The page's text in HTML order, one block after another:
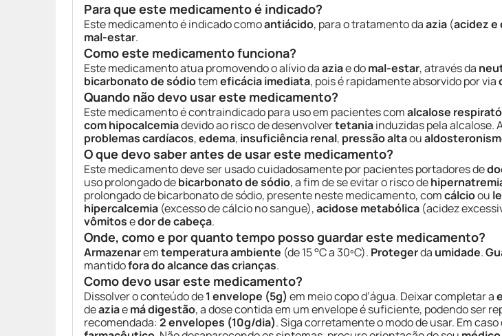
Para que este medicamento é indicado?
Este medicamento é indicado comoantiácido, para o tratamento daazia (acidez e
mal-estar.
Como este medicamento funciona?
Este medicamento atua promovendo o alívio daaziae domal-estar, através da
bicarbonato de sódiotemeficácia imediata, pois é rapidamente absorvido por via
Quando não devo usar este medicamento?
Este medicamento é contraindicado para uso em pacientes comalcalose
com hipocalcemiadevido ao risco de desenvolvertetaniainduzidas pela alcalose.
problemas cardíacos,edema, insuficiência renal, pressão altaou
O que devo saber antes de usar este medicamento?
Este medicamento deve ser usado cuidadosamente por pacientes portadores de
uso prolongado debicarbonato de sódio, a fim de se evitar o risco de
prolongado de bicarbonato de sódio, presente neste medicamento, comcálcioou
hipercalcemia (excesso de cálcio no sangue),acidose metabólica (acidez
vômitosedor de cabeça.
Onde, como e por quanto tempo posso guardar este medicamento?
Armazenaremtemperatura ambiente (de 15 °C a 30ºC). Protegerda umidade.
mantidofora do alcance das crianças.
Como devo usar este medicamento?
Dissolver o conteúdo de1 envelope (5g) em meio copo d’água. Deixar completar a
deaziaemá digestão, a dose contida em um envelope é suficiente, podendo ser
recomendada:2 envelopes (10g/dia). Siga corretamente o modo de usar. Em